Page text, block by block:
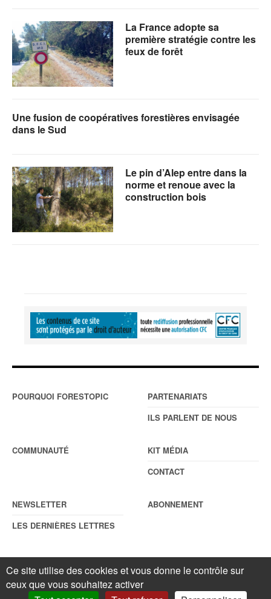
La France adopte sa
première stratégie contre les
feux de forêt
Une fusion de coopératives forestières envisagée
dans le Sud
Le pin d’Alep entre dans la
norme et renoue avec la
construction bois
POURQUOI FORESTOPIC
PARTENARIATS
ILS PARLENT DE NOUS
COMMUNAUTÉ
KIT MÉDIA
CONTACT
NEWSLETTER
LES DERNIÈRES LETTRES
ABONNEMENT
© ForestopicMentions légales. Reproduction interdite sans autorisation
écrite préalable.Gestionnaire de cookies
Ce site utilise des cookies et vous donne le contrôle sur
ceux que vous souhaitez activer